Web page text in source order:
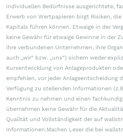
individuellen Bedürfnisse ausgerichtete,
Erwerb von Wertpapieren birgt Risiken,
Kapitals führen können. Etwaige in der
keine Gewähr für etwaige Gewinne in der
ihre verbundenen Unternehmen, ihre
auch „wir“ bzw. „uns“) sichern weder
Kursentwicklung von Anlageprodukten
empfehlen, vor jeder Anlageentscheidung
Verfügung zu stellenden Informationen
Kenntnis zu nehmen und einen
übernehmen keine Gewähr für die
Qualität und Vollständigkeit der auf
Informationen.Machen Leser die bei